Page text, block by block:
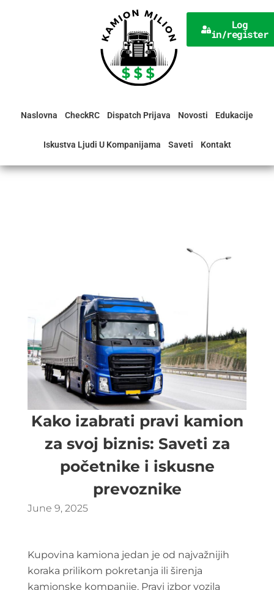
Log
in/register
Naslovna CheckRC Dispatch Prijava Novosti Edukacije
Iskustva Ljudi U Kompanijama Saveti Kontakt
Kako izabrati pravi kamion
za svoj biznis: Saveti za
početnike i iskusne
prevoznike
June 9, 2025
Kupovina kamiona jedan je od najvažnijih
koraka prilikom pokretanja ili širenja
kamionske kompanije. Pravi izbor vozila